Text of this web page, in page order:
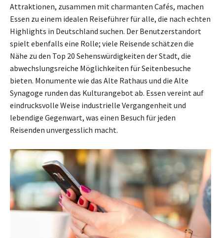
Attraktionen, zusammen mit charmanten Cafés, machen
Essen zu einem idealen Reiseführer für alle, die nach echten
Highlights in Deutschland suchen. Der Benutzerstandort
spielt ebenfalls eine Rolle; viele Reisende schätzen die
Nähe zu den Top 20 Sehenswürdigkeiten der Stadt, die
abwechslungsreiche Möglichkeiten für Seitenbesuche
bieten. Monumente wie das Alte Rathaus und die Alte
Synagoge runden das Kulturangebot ab. Essen vereint auf
eindrucksvolle Weise industrielle Vergangenheit und
lebendige Gegenwart, was einen Besuch für jeden
Reisenden unvergesslich macht.